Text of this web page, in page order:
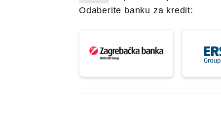
Odaberite banku za kredit: